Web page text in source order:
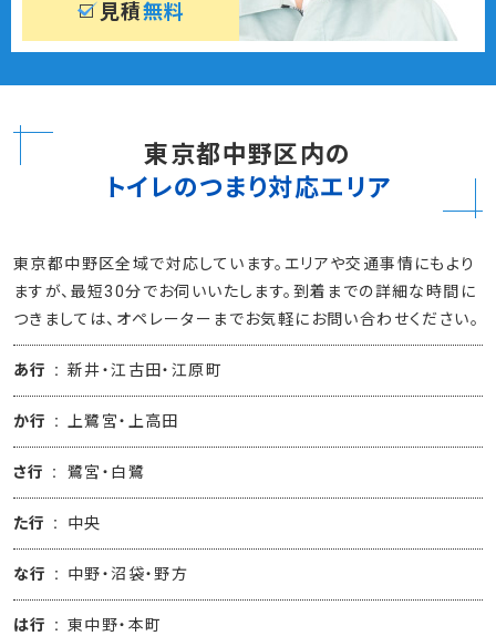
見積無料
東京都中野区内の
トイレのつまり対応エリア
東京都中野区全域で対応しています。エリアや交通事情にもより
ますが、最短30分でお伺いいたします。到着までの詳細な時間に
つきましては、オペレーターまでお気軽にお問い合わせください。
あ行 新井・江古田・江原町
か行 上鷺宮・上高田
さ行 鷺宮・白鷺
た行 中央
な行 中野・沼袋・野方
は行 東中野・本町